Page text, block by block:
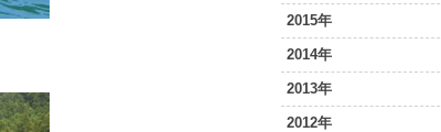
2015年
2014年
2013年
2012年